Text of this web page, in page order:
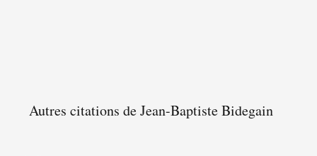
Autres citations de Jean-Baptiste Bidegain